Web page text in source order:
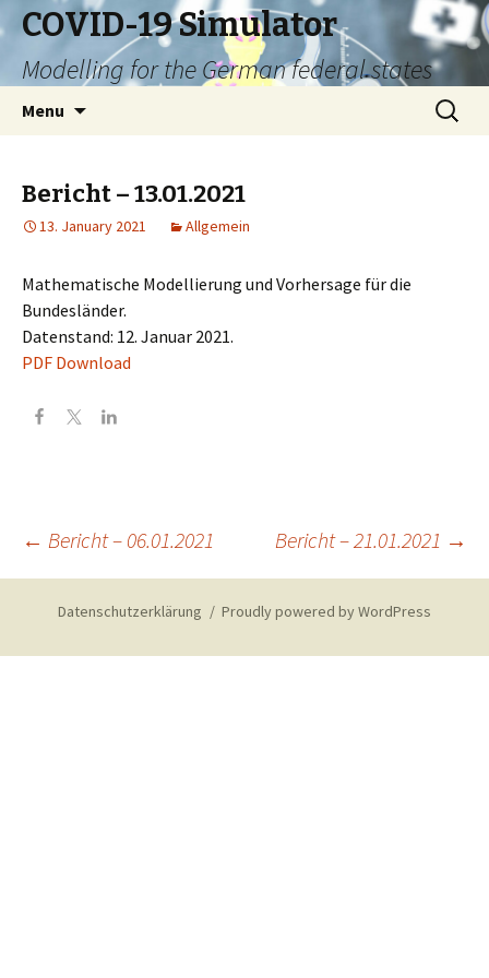
COVID-19 Simulator
Modelling for the German federal states
Menu
Search
for:
Bericht – 13.01.2021
13. January 2021 Allgemein
Mathematische Modellierung und Vorhersage für die
Bundesländer.
Datenstand: 12. Januar 2021.
PDF Download
Post
navigation
← Bericht – 06.01.2021 Bericht – 21.01.2021 →
Datenschutzerklärung Proudly powered by WordPress